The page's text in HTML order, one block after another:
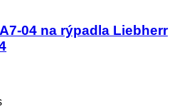
04 na rýpadla Liebherr